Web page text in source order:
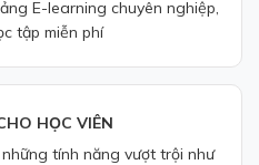
E-learning chuyên nghiệp,
tập miễn phí
HỌC VIÊN
tính năng vượt trội như